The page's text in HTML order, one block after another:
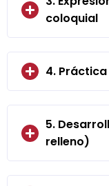
coloquial
4.
5.
relleno)